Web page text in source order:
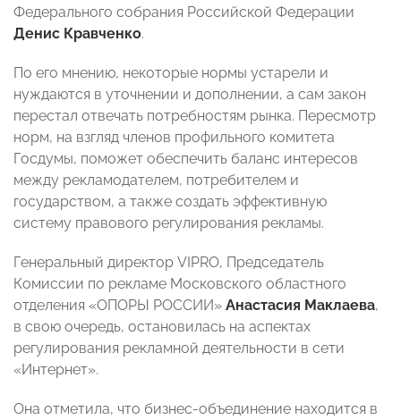
Федерального собрания Российской Федерации
Денис Кравченко.
По его мнению, некоторые нормы устарели и
нуждаются в уточнении и дополнении, а сам закон
перестал отвечать потребностям рынка. Пересмотр
норм, на взгляд членов профильного комитета
Госдумы, поможет обеспечить баланс интересов
между рекламодателем, потребителем и
государством, а также создать эффективную
систему правового регулирования рекламы.
Генеральный директор VIPRO, Председатель
Комиссии по рекламе Московского областного
отделения «ОПОРЫ РОССИИ» Анастасия Маклаева,
в свою очередь, остановилась на аспектах
регулирования рекламной деятельности в сети
«Интернет».
Она отметила, что бизнес-объединение находится в